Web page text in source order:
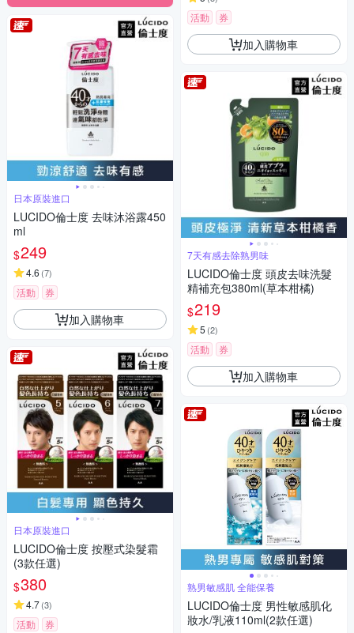
日本原裝進口
LUCIDO倫士度 去味沐浴露450
ml
$249
4.6 (7)
活動 券
加入購物車
日本原裝進口
LUCIDO倫士度 按壓式染髮霜
(3款任選)
$380
4.7(3)
活動 券
活動 券
加入購物車
7天有感去除熟男味
LUCIDO倫士度 頭皮去味洗髮
精補充包380ml(草本柑橘)
$219
5 (2)
活動 券
加入購物車
熟男敏感肌 全能保養
LUCIDO倫士度 男性敏感肌化
妝水/乳液110ml(2款任選)